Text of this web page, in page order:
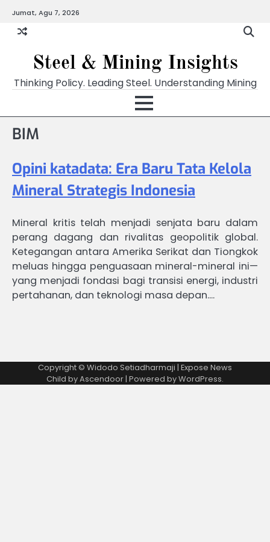
content
Jumat, Agu 7, 2026
Steel & Mining Insights
Thinking Policy. Leading Steel. Understanding Mining
BIM
Opini katadata: Era Baru Tata Kelola
Mineral Strategis Indonesia
Mineral kritis telah menjadi senjata baru dalam
perang dagang dan rivalitas geopolitik global.
Ketegangan antara Amerika Serikat dan Tiongkok
meluas hingga penguasaan mineral-mineral ini—
yang menjadi fondasi bagi transisi energi, industri
pertahanan, dan teknologi masa depan.…
Copyright © Widodo Setiadharmaji | Expose News
Child byAscendoor| Powered byWordPress.